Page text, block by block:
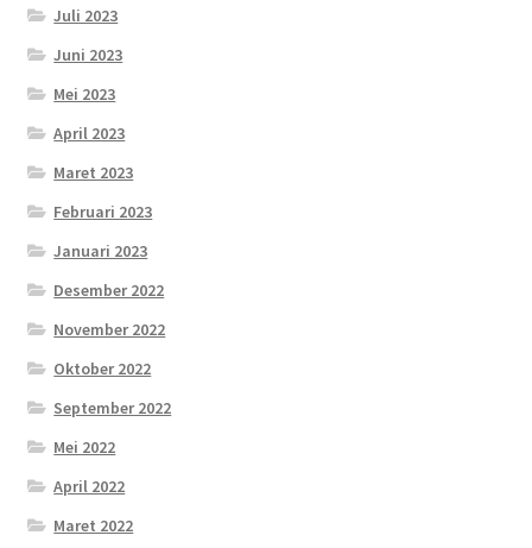
Juli 2023
Juni 2023
Mei 2023
April 2023
Maret 2023
Februari 2023
Januari 2023
Desember 2022
November 2022
Oktober 2022
September 2022
Mei 2022
April 2022
Maret 2022